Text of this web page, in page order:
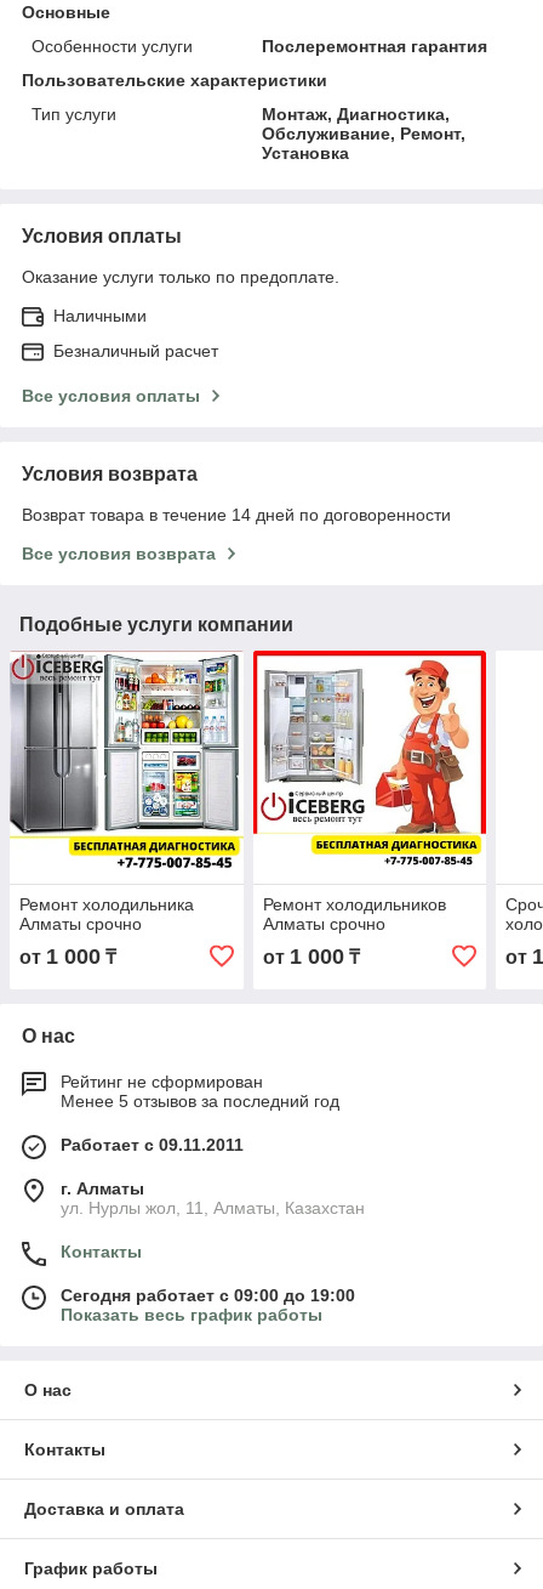
Основные
Особенности услуги
Послеремонтная гарантия
Пользовательские характеристики
Тип услуги
Монтаж, Диагностика,
Обслуживание, Ремонт,
Установка
Условия оплаты
Оказание услуги только по предоплате.
Наличными
Безналичный расчет
Все условия оплаты
Условия возврата
Возврат товара в течение 14 дней по договоренности
Все условия возврата
Подобные услуги компании
Ремонт холодильника
Алматы срочно
от 1 000 ₸
Ремонт холодильников
Алматы срочно
от 1 000₸ от
О нас
Рейтинг не сформирован
Менее 5 отзывов за последний год
Работает с 09.11.2011
г. Алматы
ул. Нурлы жол, 11, Алматы, Казахстан
Контакты
Сегодня работает с 09:00 до 19:00
Показать весь график работы
О нас
Контакты
Доставка и оплата
График работы